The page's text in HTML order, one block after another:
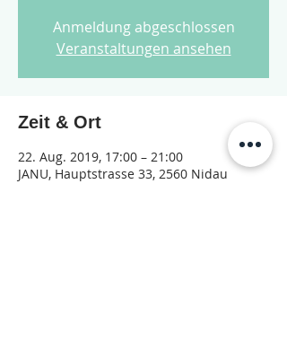
Anmeldung abgeschlossen
Veranstaltungen ansehen
Zeit & Ort
22. Aug. 2019, 17:00 – 21:00
JANU, Hauptstrasse 33, 2560 Nidau